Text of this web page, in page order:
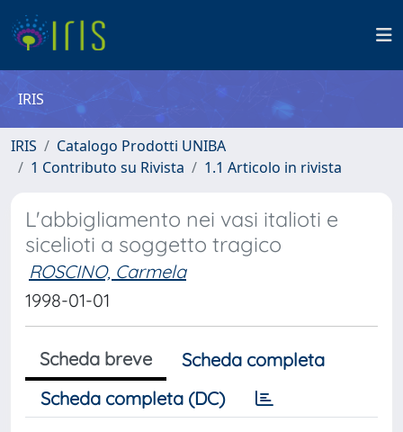
IRIS
IRIS
Catalogo Prodotti UNIBA
1 Contributo su Rivista
1.1 Articolo in rivista
L'abbigliamento nei vasi italioti e
sicelioti a soggetto tragico
ROSCINO, Carmela
1998-01-01
Scheda breve
Scheda completa
Scheda completa (DC)